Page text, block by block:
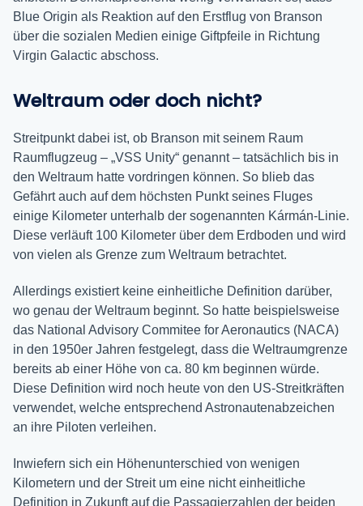
Blue Origin als Reaktion auf den Erstflug von Branson
über die sozialen Medien einige Giftpfeile in Richtung
Virgin Galactic abschoss.
Weltraum oder doch nicht?
Streitpunkt dabei ist, ob Branson mit seinem Raum
Raumflugzeug – „VSS Unity“ genannt – tatsächlich bis in
den Weltraum hatte vordringen können. So blieb das
Gefährt auch auf dem höchsten Punkt seines Fluges
einige Kilometer unterhalb der sogenannten Kármán-Linie.
Diese verläuft 100 Kilometer über dem Erdboden und wird
von vielen als Grenze zum Weltraum betrachtet.
Allerdings existiert keine einheitliche Definition darüber,
wo genau der Weltraum beginnt. So hatte beispielsweise
das National Advisory Commitee for Aeronautics (NACA)
in den 1950er Jahren festgelegt, dass die Weltraumgrenze
bereits ab einer Höhe von ca. 80 km beginnen würde.
Diese Definition wird noch heute von den US-Streitkräften
verwendet, welche entsprechend Astronautenabzeichen
an ihre Piloten verleihen.
Inwiefern sich ein Höhenunterschied von wenigen
Kilometern und der Streit um eine nicht einheitliche
Definition in Zukunft auf die Passagierzahlen der beiden